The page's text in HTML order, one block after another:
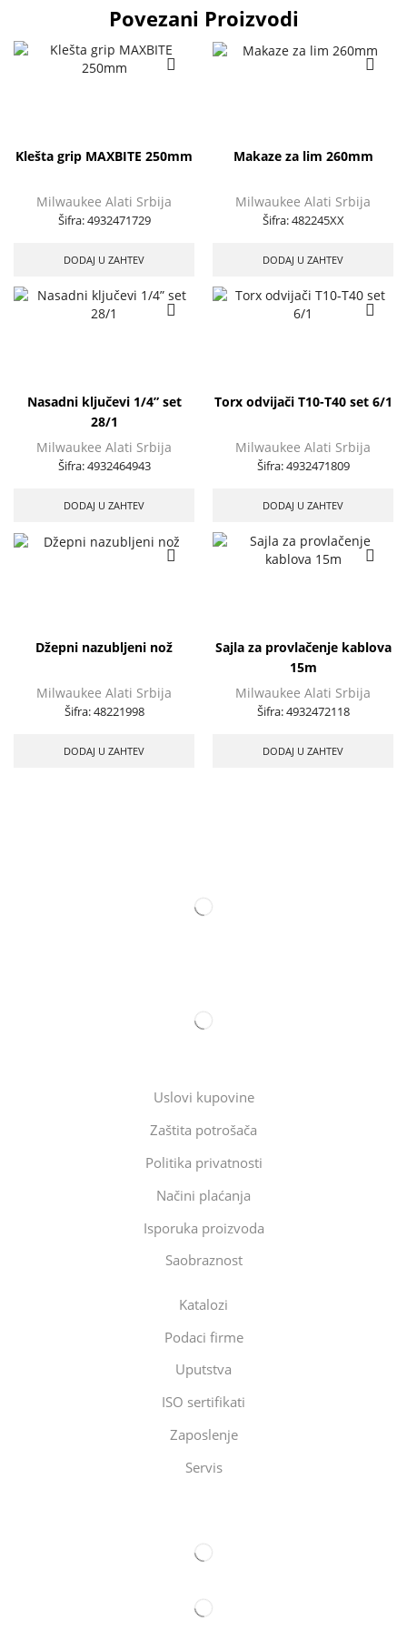
Povezani Proizvodi
Klešta grip MAXBITE 250mm
Milwaukee Alati Srbija
Šifra:4932471729
DODAJ U ZAHTEV
Makaze za lim 260mm
Milwaukee Alati Srbija
Šifra:482245XX
DODAJ U ZAHTEV
Nasadni ključevi 1/4” set
28/1
Milwaukee Alati Srbija
Šifra:4932464943
DODAJ U ZAHTEV
Torx odvijači T10-T40 set 6/1
Milwaukee Alati Srbija
Šifra:4932471809
DODAJ U ZAHTEV
Džepni nazubljeni nož
Milwaukee Alati Srbija
Šifra:48221998
DODAJ U ZAHTEV
Sajla za provlačenje kablova
15m
Milwaukee Alati Srbija
Šifra:4932472118
DODAJ U ZAHTEV
Uslovi kupovine
Zaštita potrošača
Politika privatnosti
Načini plaćanja
Isporuka proizvoda
Saobraznost
Katalozi
Podaci firme
Uputstva
ISO sertifikati
Zaposlenje
Servis